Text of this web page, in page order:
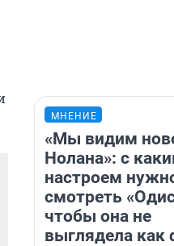
МНЕНИЕ
«Мы видим
Нолана»: с
настроем
смотреть
чтобы она не
выглядела как